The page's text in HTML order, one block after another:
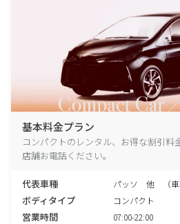
基本料金プラン
コンパクトのレンタル、お得な割引料
店舗お電話ください。
代表車種 パッソ 他 （車
ボディタイプ コンパクト
営業時間 07:00-22:00